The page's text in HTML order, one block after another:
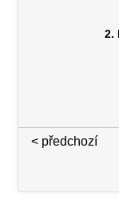
2.
< předchozí